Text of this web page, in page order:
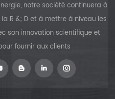
notre société continuera à
R &; D et à mettre à niveau les
son innovation scientifique et
fournir aux clients